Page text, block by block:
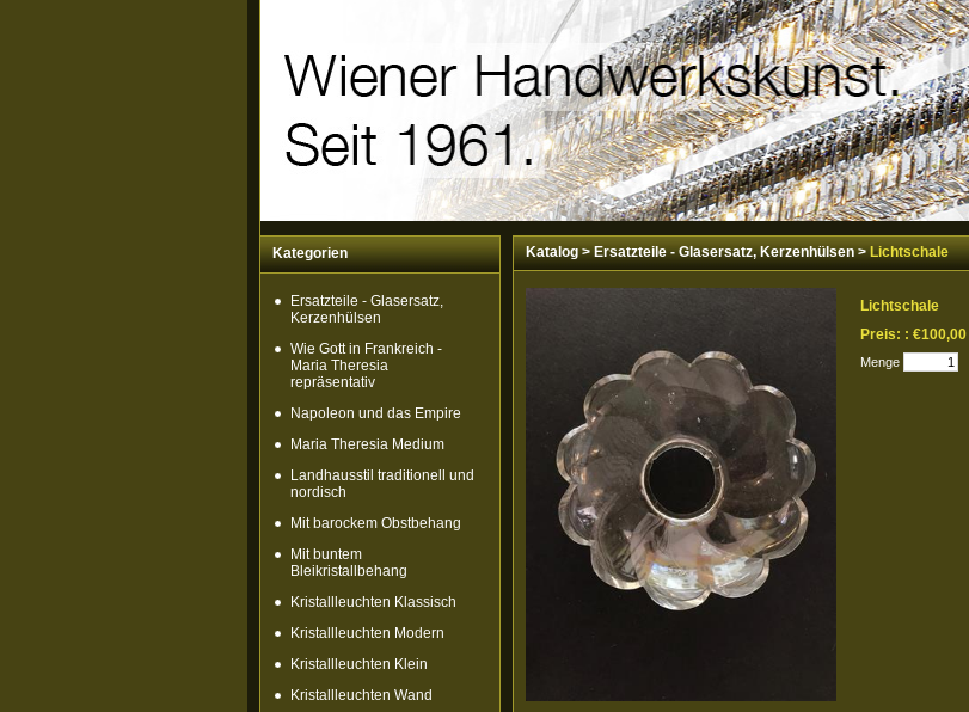
Kategorien
Ersatzteile - Glasersatz,
Kerzenhülsen
Wie Gott in Frankreich -
Maria Theresia
repräsentativ
Napoleon und das Empire
Maria Theresia Medium
Landhausstil traditionell und
nordisch
Mit barockem Obstbehang
Mit buntem
Bleikristallbehang
Kristallleuchten Klassisch
Kristallleuchten Modern
Kristallleuchten Klein
Kristallleuchten Wand
Katalog>Ersatzteile - Glasersatz, Kerzenhülsen>Lichtschale
Lichtschale
Preis: : €100,00
Menge